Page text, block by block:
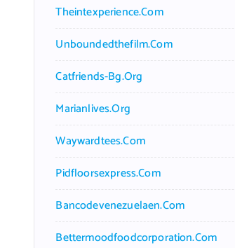
Theintexperience.com
Unboundedthefilm.com
Catfriends-Bg.org
Marianlives.org
Waywardtees.com
Pidfloorsexpress.com
Bancodevenezuelaen.com
Bettermoodfoodcorporation.com